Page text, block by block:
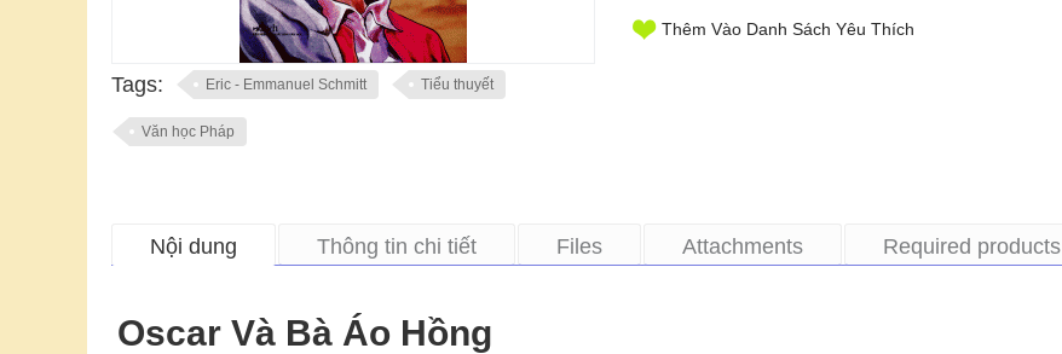
Tags: Eric - Emmanuel Schmitt Tiểu thuyết
Văn học Pháp
Thêm Vào Danh Sách Yêu Thích
Nội dung Thông tin chi tiết Files Attachments Required products
Oscar Và Bà Áo Hồng